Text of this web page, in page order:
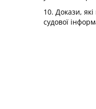
10. Докази,
судової